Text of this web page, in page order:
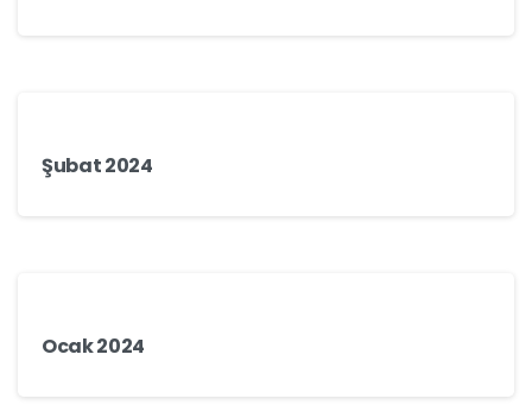
Şubat 2024
Ocak 2024